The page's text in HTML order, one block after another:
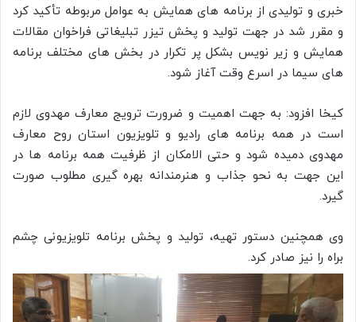
خبری و تولیدی از برنامه های همایش به عوامل مربوطه تأکید کرد
و مقرر شد در جهت تولید و پخش تیزر تبلیغاتی فراخوان مقالات
همایش و زیر نویس بشکل پر تکرار در بخش های مختلف برنامه
های سیما در اسرع وقت آغاز شود.
کیخا افزود: به جهت اهمیت و ضرورت ترویج معارف مهدوی لازم
است در همه برنامه های رادیو و تلویزیون استان روح معارف
مهدوی دمیده شود و حتی الامکان از ظرفیت همه برنامه ها در
این جهت به نحو جذاب و هنرمندانه بهره گیری مطلوب صورت
گیرد.
وی همچنین دستور تهیه، تولید و پخش برنامه تلویزیونی چشم
براه را نیز صادر کرد.